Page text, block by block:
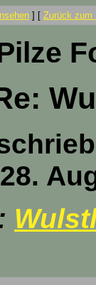
] [ Zurück zum